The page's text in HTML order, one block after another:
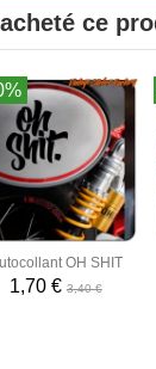
ce
OH SHIT
1,70 €3,40 €